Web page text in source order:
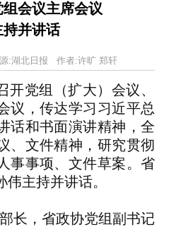
会议主席会议
持并讲话
:湖北日报 作者:许旷 郑轩
开党组（扩大）会议、
议，传达学习习近平总
话和书面演讲精神，全
、文件精神，研究贯彻
事事项、文件草案。省
主持并讲话。
长，省政协党组副书记